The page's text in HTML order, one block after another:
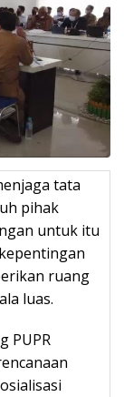
tata
pihak
untuk itu
ruang
luas.
PUPR